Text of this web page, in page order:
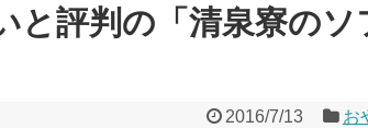
と評判の「清泉寮のソ
2016/7/13 お